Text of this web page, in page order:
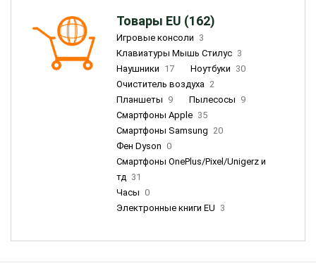
Товары EU (162)
Игровые консоли 3
Клавиатуры Мышь Стилус 3
Наушники 17 Ноутбуки 30
Очиститель воздуха 2
Планшеты 9 Пылесосы 9
Смартфоны Apple 35
Смартфоны Samsung 20
Фен Dyson 0
Смартфоны OnePlus/Pixel/Unigerz и
тд 31
Часы 0
Электронные книги EU 3